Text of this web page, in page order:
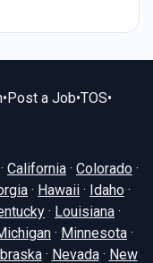
• Post a Job•TOS•
· California · Colorado ·
· Hawaii · Idaho ·
· Louisiana ·
· Minnesota ·
· Nevada· New